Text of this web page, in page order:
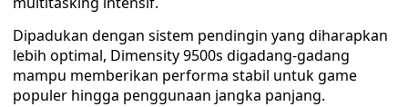
Dipadukan dengan sistem pendingin yang diharapkan
lebih optimal, Dimensity 9500s digadang-gadang
mampu memberikan performa stabil untuk game
populer hingga penggunaan jangka panjang.